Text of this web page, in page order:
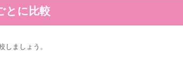
とに比較
しましょう。